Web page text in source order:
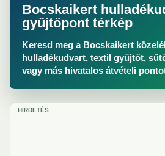
Bocskaikert
gyűjtőpont térkép
Keresd meg a Bocskaikert
hulladékudvart, textil gyűjtőt,
vagy más hivatalos átvételi
HIRDETÉS